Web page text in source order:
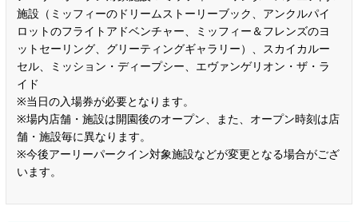
施設（ミッフィーのドリームストーリーブック、アンクルパイ
ロットのフライトアドベンチャー、ミッフィー＆フレンズのヨ
ットセーリング、グリーティングギャラリー）、スカイカルー
セル、ミッション・ディープシー、エヴァンゲリオン・ザ・ラ
イド
※当日の入場券が必要となります。
※場内店舗・施設は開園後のオープン、また、オープン時刻は店
舗・施設毎に異なります。
※今後アーリーパークイン対象施設などが変更となる場合がござ
います。